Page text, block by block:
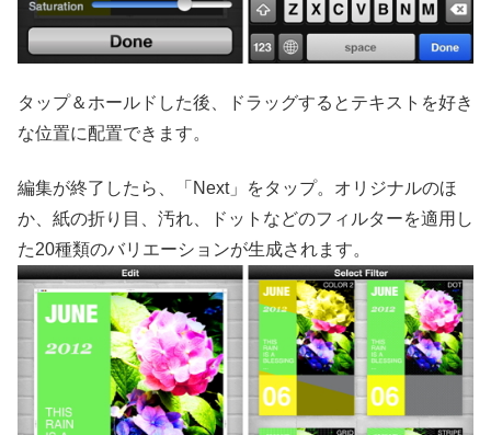
タップ＆ホールドした後、ドラッグするとテキストを好き
な位置に配置できます。
編集が終了したら、「Next」をタップ。オリジナルのほ
か、紙の折り目、汚れ、ドットなどのフィルターを適用し
た20種類のバリエーションが生成されます。